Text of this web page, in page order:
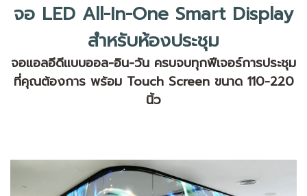
จอ LED All-In-One Smart Display
สำหรับห้องประชุม
จอแอลอีดีแบบออล-อิน-วัน ครบจบทุกฟีเจอร์การประชุม
ที่คุณต้องการ พร้อม Touch Screen ขนาด 110-220
นิ้ว